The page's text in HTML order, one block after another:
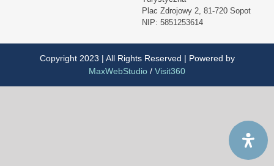
Plac Zdrojowy 2, 81-720 Sopot
NIP: 5851253614
Copyright 2023 | All Rights Reserved | Powered by
MaxWebStudio / Visit360